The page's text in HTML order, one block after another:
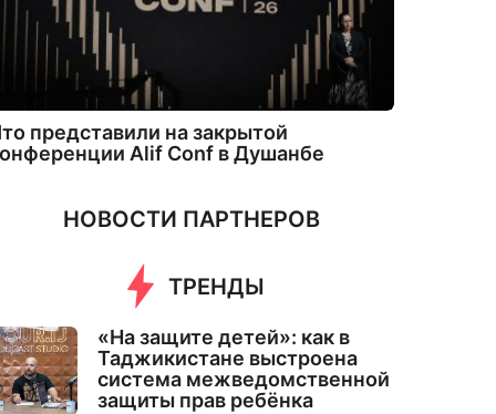
представили на закрытой
Alif Conf в Душанбе
НОВОСТИ ПАРТНЕРОВ
ТРЕНДЫ
«На защите детей»: как в
Таджикистане выстроена
система межведомственной
защиты прав ребёнка